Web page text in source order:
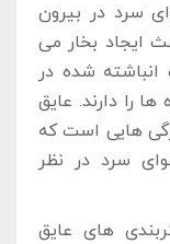
سرد در بیرون
ایجاد بخار می‌
شده در
را دارند. عایق
هایی است که
سرد در نظر
های عایق